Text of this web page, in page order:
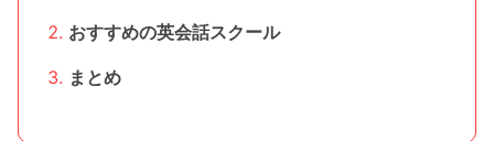
おすすめの英会話スクール
まとめ